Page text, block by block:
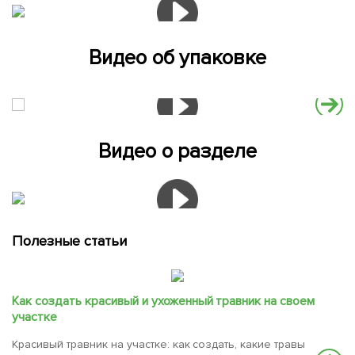
Видео об упаковке
Видео о разделе
Полезные статьи
Как создать красивый и ухоженный травник на своем
участке
Красивый травник на участке: как создать, какие травы